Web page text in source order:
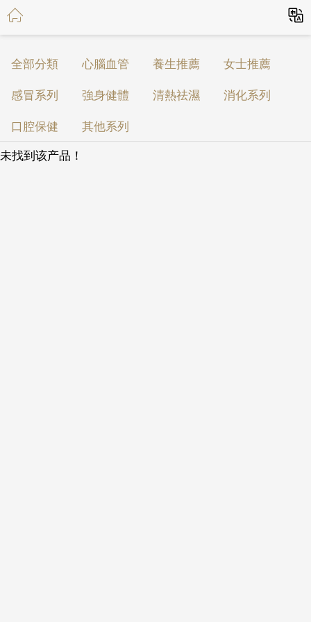
全部分類 心腦血管 養生推薦
女士推薦
感冒系列
強身健體 清熱祛濕
消化系列
口腔保健
其他系列
未找到该产品！